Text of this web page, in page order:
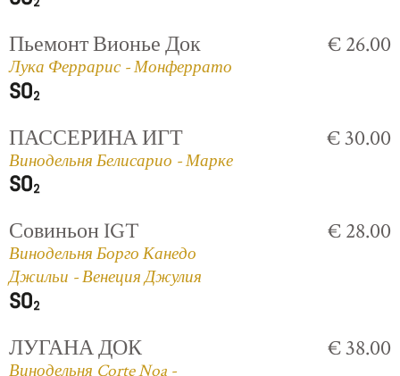
Пьемонт Вионье Док
Лука Феррарис - Монферрато
€ 26.00
ПАССЕРИНА ИГТ
Винодельня Белисарио - Марке
€ 30.00
Совиньон IGT
Винодельня Борго Канедо
Джильи - Венеция Джулия
€ 28.00
ЛУГАНА ДОК
Винодельня Corte Noa -
€ 38.00